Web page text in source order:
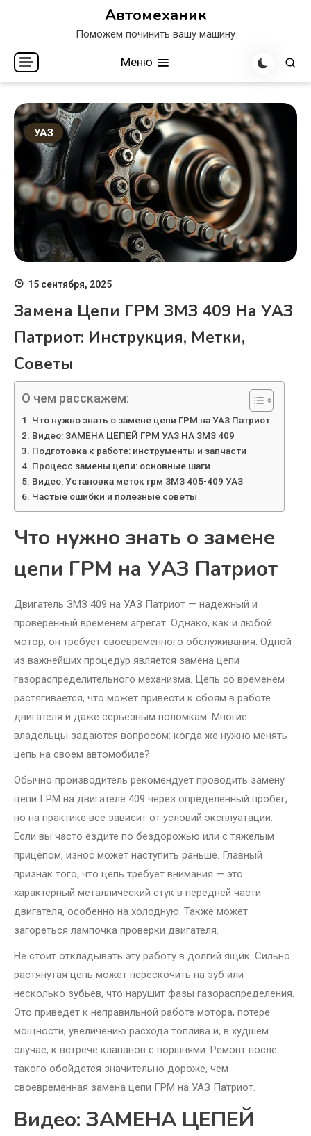
Автомеханик
Поможем починить вашу машину
Меню
УАЗ
15 сентября, 2025
Замена Цепи ГРМ ЗМЗ 409 На УАЗ
Патриот: Инструкция, Метки,
Советы
О чем расскажем:
Что нужно знать о замене цепи ГРМ на УАЗ Патриот
Видео: ЗАМЕНА ЦЕПЕЙ ГРМ УАЗ НА ЗМЗ 409
Подготовка к работе: инструменты и запчасти
Процесс замены цепи: основные шаги
Видео: Установка меток грм ЗМЗ 405-409 УАЗ
Частые ошибки и полезные советы
Что нужно знать о замене
цепи ГРМ на УАЗ Патриот
Двигатель ЗМЗ 409 на УАЗ Патриот — надежный и
проверенный временем агрегат. Однако, как и любой
мотор, он требует своевременного обслуживания. Одной
из важнейших процедур является замена цепи
газораспределительного механизма. Цепь со временем
растягивается, что может привести к сбоям в работе
двигателя и даже серьезным поломкам. Многие
владельцы задаются вопросом: когда же нужно менять
цепь на своем автомобиле?
Обычно производитель рекомендует проводить замену
цепи ГРМ на двигателе 409 через определенный пробег,
но на практике все зависит от условий эксплуатации.
Если вы часто ездите по бездорожью или с тяжелым
прицепом, износ может наступить раньше. Главный
признак того, что цепь требует внимания — это
характерный металлический стук в передней части
двигателя, особенно на холодную. Также может
загореться лампочка проверки двигателя.
Не стоит откладывать эту работу в долгий ящик. Сильно
растянутая цепь может перескочить на зуб или
несколько зубьев, что нарушит фазы газораспределения.
Это приведет к неправильной работе мотора, потере
мощности, увеличению расхода топлива и, в худшем
случае, к встрече клапанов с поршнями. Ремонт после
такого обойдется значительно дороже, чем
своевременная замена цепи ГРМ на УАЗ Патриот.
Видео: ЗАМЕНА ЦЕПЕЙ